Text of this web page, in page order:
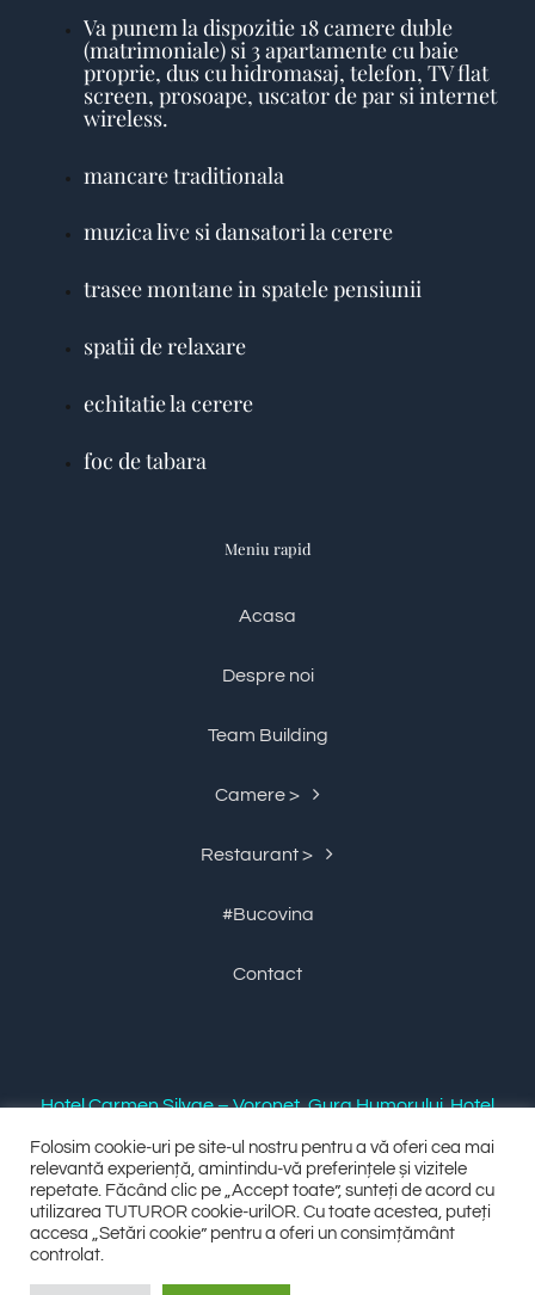
Va punem la dispozitie 18 camere duble
(matrimoniale) si 3 apartamente cu baie
proprie, dus cu hidromasaj, telefon, TV flat
screen, prosoape, uscator de par si internet
wireless.
mancare traditionala
muzica live si dansatori la cerere
trasee montane in spatele pensiunii
spatii de relaxare
echitatie la cerere
foc de tabara
Meniu rapid
Acasa
Despre noi
Team Building
Camere >
Restaurant >
#Bucovina
Contact
Hotel Carmen Silvae – Voronet, Gura Humorului. Hotel
si Restaurant 4 stele, Cazare in Voronet, Gura
Humorului, Bucovina.
Folosim cookie-uri pe site-ul nostru pentru a vă oferi cea mai
relevantă experiență, amintindu-vă preferințele și vizitele
repetate. Făcând clic pe „Accept toate”, sunteți de acord cu
utilizarea TUTUROR cookie-urilOR. Cu toate acestea, puteți
accesa „Setări cookie” pentru a oferi un consimțământ
controlat.